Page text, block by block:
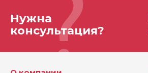
Нужна
консультация?